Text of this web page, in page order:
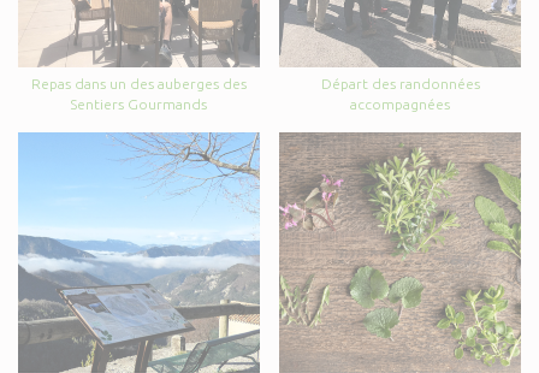
Repas dans un des auberges des
Sentiers Gourmands
Départ des randonnées
accompagnées